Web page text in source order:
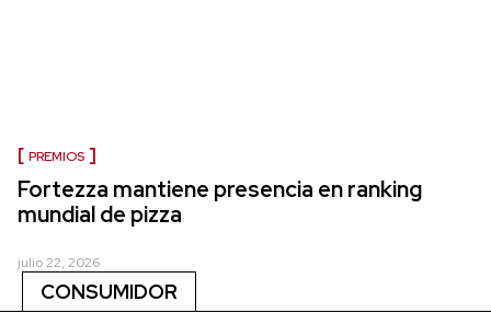
PREMIOS
Fortezza mantiene presencia en ranking
mundial de pizza
julio 22, 2026
CONSUMIDOR